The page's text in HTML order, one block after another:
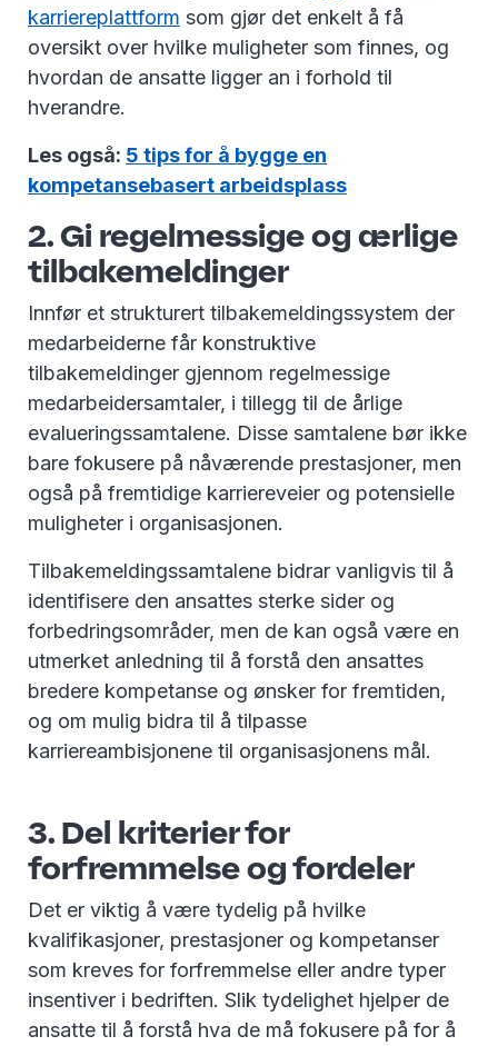
karriereplattform som gjør det enkelt å få
oversikt over hvilke muligheter som finnes, og
hvordan de ansatte ligger an i forhold til
hverandre.
Les også: 5 tips for å bygge en
kompetansebasert arbeidsplass
2. Gi regelmessige og ærlige
tilbakemeldinger
Innfør et strukturert tilbakemeldingssystem der
medarbeiderne får konstruktive
tilbakemeldinger gjennom regelmessige
medarbeidersamtaler, i tillegg til de årlige
evalueringssamtalene. Disse samtalene bør ikke
bare fokusere på nåværende prestasjoner, men
også på fremtidige karriereveier og potensielle
muligheter i organisasjonen.
Tilbakemeldingssamtalene bidrar vanligvis til å
identifisere den ansattes sterke sider og
forbedringsområder, men de kan også være en
utmerket anledning til å forstå den ansattes
bredere kompetanse og ønsker for fremtiden,
og om mulig bidra til å tilpasse
karriereambisjonene til organisasjonens mål.
3. Del kriterier for
forfremmelse og fordeler
Det er viktig å være tydelig på hvilke
kvalifikasjoner, prestasjoner og kompetanser
som kreves for forfremmelse eller andre typer
insentiver i bedriften. Slik tydelighet hjelper de
ansatte til å forstå hva de må fokusere på for å